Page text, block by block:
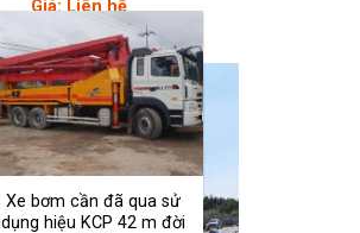
Xe bơm cần đã qua sử
dụng hiệu KCP 42 m đời
Giá: Liên hệ